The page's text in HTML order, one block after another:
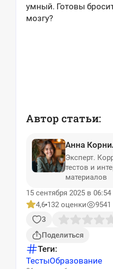
умный. Готовы
мозгу?
Автор статьи:
Анна
Эксперт.
тестов и
материалов
15 сентября 2025 в 06:54
4,6 132 оценки
9541
3
Поделиться
Теги:
ТестыОбразование